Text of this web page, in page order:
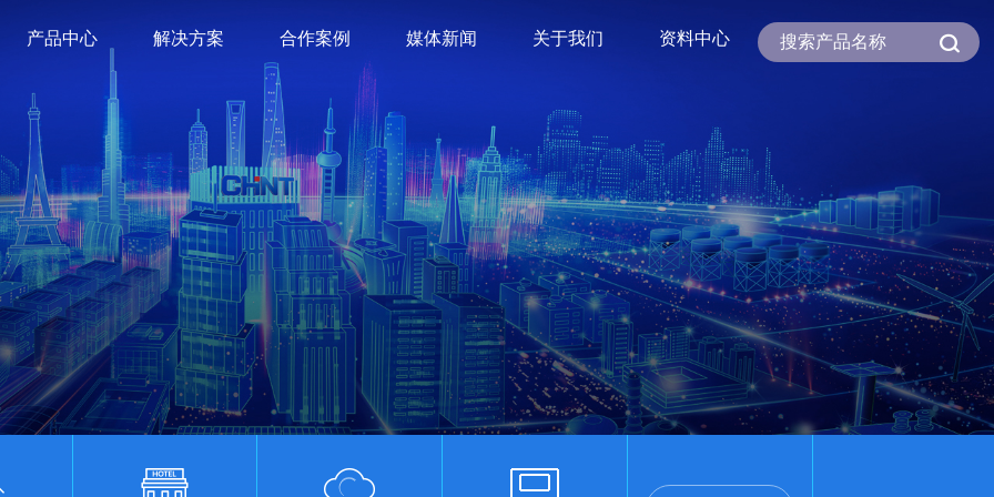
产品中心 解决方案 合作案例 媒体新闻 关于我们 资料中心